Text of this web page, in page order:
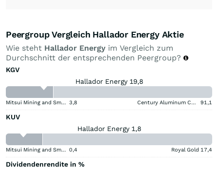
Peergroup Vergleich Hallador Energy Aktie
Wie steht Hallador Energy im Vergleich zum
Durchschnitt der entsprechenden Peergroup?
KGV
Hallador Energy 19,8
Mitsui Mining and Smelting Company 3,8 Century Aluminum Company 91,1
KUV
Hallador Energy 1,8
Mitsui Mining and Smelting Company 0,4 Royal Gold 17,4
Dividendenrendite in %